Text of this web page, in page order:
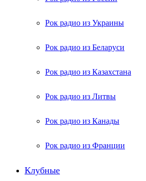
Рок радио из Украины
Рок радио из Беларуси
Рок радио из Казахстана
Рок радио из Литвы
Рок радио из Канады
Рок радио из Франции
Клубные